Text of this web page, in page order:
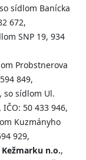
sídlom Banícka
672,
SNP 19, 934
Probstnerova
849,
, so sídlom Ul.
50 433 946,
Kuzmányho
929,
n.o.,